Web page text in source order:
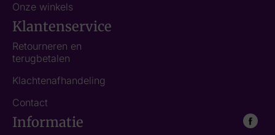
Onze winkels
Klantenservice
Retourneren en
terugbetalen
Klachtenafhandeling
Contact
Informatie